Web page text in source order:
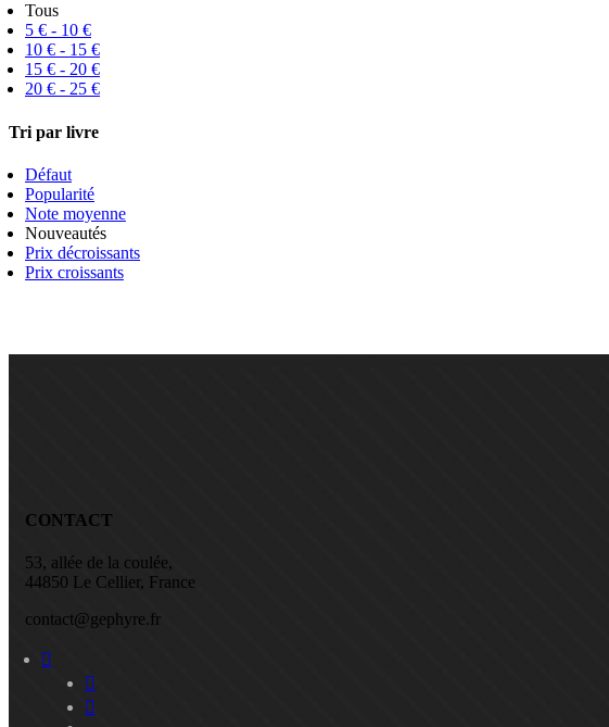
Tous
5 € - 10 €
10 € - 15 €
15 € - 20 €
20 € - 25 €
Tri par livre
Défaut
Popularité
Note moyenne
Nouveautés
Prix décroissants
Prix croissants
CONTACT
53, allée de la coulée,
44850 Le Cellier, France
contact@gephyre.fr